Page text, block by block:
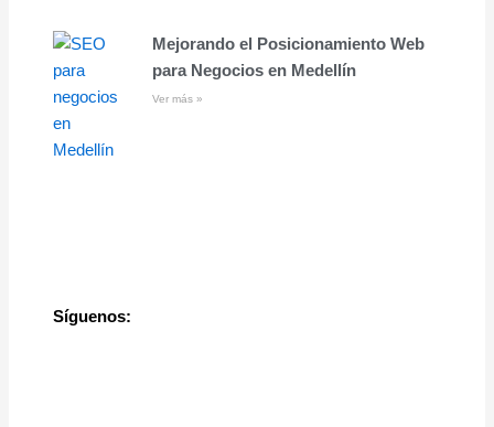
Mejorando el Posicionamiento Web
para Negocios en Medellín
Ver más »
Síguenos: